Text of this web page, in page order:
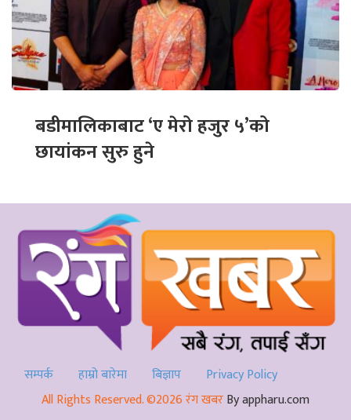
बडीमालिकाबाट ‘ए मेरो हजुर ५’को
छायांकन सुरु हुने
सम्पर्क हाम्रो बारेमा बिज्ञाप
Privacy Policy
All Rights Reserved. ©2026 रंग खबरBy appharu.com